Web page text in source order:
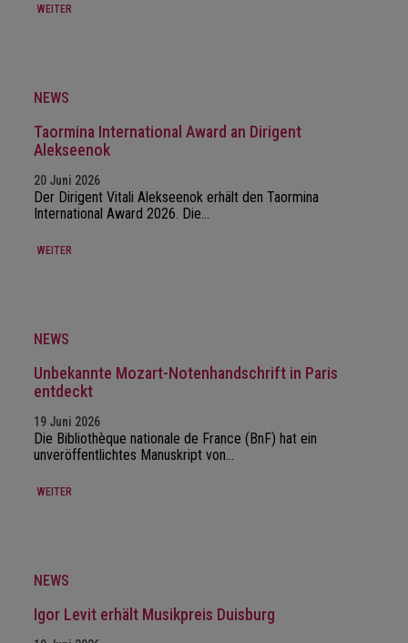
WEITER
NEWS
Taormina International Award an Dirigent
Alekseenok
20 Juni 2026
Der Dirigent Vitali Alekseenok erhält den Taormina
International Award 2026. Die…
WEITER
NEWS
Unbekannte Mozart-Notenhandschrift in Paris
entdeckt
19 Juni 2026
Die Bibliothèque nationale de France (BnF) hat ein
unveröffentlichtes Manuskript von…
WEITER
NEWS
Igor Levit erhält Musikpreis Duisburg